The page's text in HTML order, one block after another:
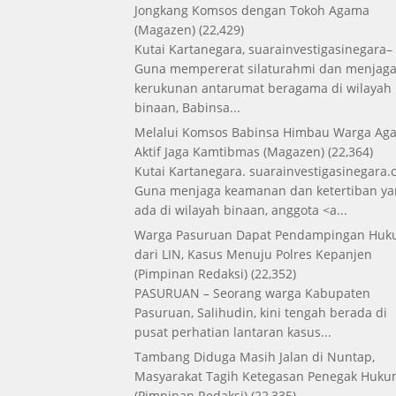
Jongkang Komsos dengan Tokoh Agama
(Magazen) (22,429)
Kutai Kartanegara, suarainvestigasinegara–
Guna mempererat silaturahmi dan menjaga
kerukunan antarumat beragama di wilayah
binaan, Babinsa...
Melalui Komsos Babinsa Himbau Warga
Aktif Jaga Kamtibmas (Magazen) (22,364)
Kutai Kartanegara.
Guna menjaga keamanan dan ketertiban
ada di wilayah binaan, anggota <a...
Warga Pasuruan Dapat Pendampingan
dari LIN, Kasus Menuju Polres Kepanjen
(Pimpinan Redaksi) (22,352)
PASURUAN – Seorang warga Kabupaten
Pasuruan, Salihudin, kini tengah berada di
pusat perhatian lantaran kasus...
Tambang Diduga Masih Jalan di Nuntap,
Masyarakat Tagih Ketegasan Penegak